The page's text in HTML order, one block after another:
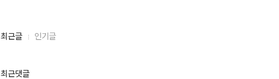
최
인
최근글 인기글
최근댓글